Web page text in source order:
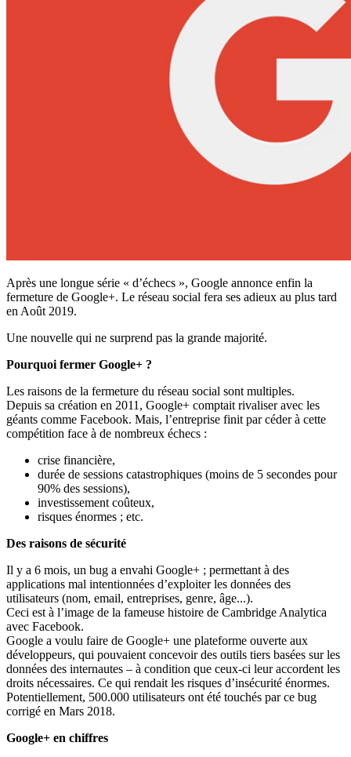
Après une longue série « d’échecs », Google annonce enfin la
fermeture de Google+. Le réseau social fera ses adieux au plus tard
en Août 2019.
Une nouvelle qui ne surprend pas la grande majorité.
Pourquoi fermer Google+ ?
Les raisons de la fermeture du réseau social sont multiples.
Depuis sa création en 2011, Google+ comptait rivaliser avec les
géants comme Facebook. Mais, l’entreprise finit par céder à cette
compétition face à de nombreux échecs :
crise financière,
durée de sessions catastrophiques (moins de 5 secondes pour
90% des sessions),
investissement coûteux,
risques énormes ; etc.
Des raisons de sécurité
Il y a 6 mois, un bug a envahi Google+ ; permettant à des
applications mal intentionnées d’exploiter les données des
utilisateurs (nom, email, entreprises, genre, âge...).
Ceci est à l’image de la fameuse histoire de Cambridge Analytica
avec Facebook.
Google a voulu faire de Google+ une plateforme ouverte aux
développeurs, qui pouvaient concevoir des outils tiers basées sur les
données des internautes – à condition que ceux-ci leur accordent les
droits nécessaires. Ce qui rendait les risques d’insécurité énormes.
Potentiellement, 500.000 utilisateurs ont été touchés par ce bug
corrigé en Mars 2018.
Google+ en chiffres